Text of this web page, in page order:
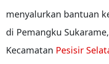
menyalurkan bantuan
di Pemangku
Kecamatan Pesisir